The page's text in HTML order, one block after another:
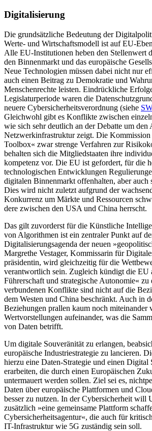
Digitalisierung
Die grundsätzliche Bedeutung der
Werte- und Wirtschaftsmodell ist auf EU-
Alle EU-Institutionen heben den Stellenwert
den Binnenmarkt und das europäische
Neue Technologien müssen dabei nicht nur
auch einen Beitrag zu Demokratie und
Menschenrechte leisten. Eindrückliche
Legislaturperiode waren die
neuere Cyber­sicherheitsverordnung (siehe
Gleichwohl gibt es Konflikte zwischen
wie sich sehr deutlich an der Debatte um den
Netzwerkinfrastruktur zeigt. Die Kommission
Tool­box« zwar strenge Verfahren zur
behalten sich die Mit­gliedstaaten ihre
kompetenz vor. Die EU ist gefordert, für die
technologischen Entwicklungen
digitalen Binnenmarkt offenhalten, aber auch
Dies wird nicht zuletzt aufgrund der
Konkurrenz um Märkte und Ressourcen
dere zwischen den USA und China herrscht.
Das gilt zuvorderst für die Künstliche
von Algorithmen ist ein zentraler Punkt auf
Digitalisierungsagenda der neuen
Margrethe Vestager, Kom­missarin für
präsidentin, wird gleichzeitig für die
verantwortlich sein. Zu­gleich kündigt die EU
Führerschaft und strategische Autonomie«
verbundenen Konflikte sind nicht auf die
dem Westen und China beschränkt. Auch in
Beziehungen prallen kaum noch miteinander
Wertvorstellungen aufein­ander, was die
von Daten betrifft.
Um digitale Souveränität zu erlangen,
europäische Indus­triestrategie zu lancieren.
hierzu eine Daten-Strategie und einen Digital
erarbeiten, die durch einen Europäischen
untermauert werden sollen. Ziel sei es,
Daten über euro­päische Plattformen und
besser zu nutzen. In der Cybersicherheit will
zusätzlich »eine gemeinsame Plattform
Cybersicherheitsagentur«, die auch für
IT-Infrastruktur wie 5G zuständig sein soll.